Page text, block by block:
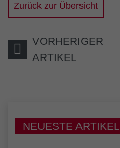
Zurück zur Übersicht
VORHERIGER
ARTIKEL
NEUESTE ARTIKEL